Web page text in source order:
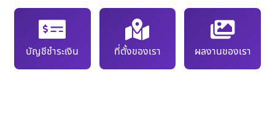
บัญชีชำระเงิน ที่ตั้งของเรา ผลงานของเรา